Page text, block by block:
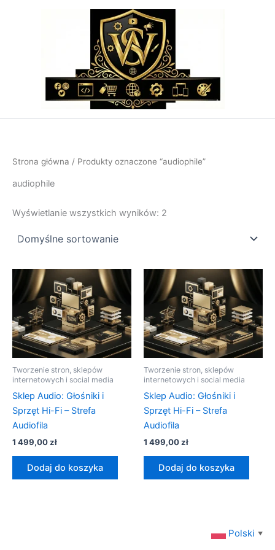
Strona główna / Produkty oznaczone “audiophile”
audiophile
Wyświetlanie wszystkich wyników: 2
Tworzenie stron, sklepów
internetowych i social media
Sklep Audio: Głośniki i
Sprzęt Hi-Fi – Strefa
Audiofila
1 499,00zł
Dodaj do koszyka
Tworzenie stron, sklepów
internetowych i social media
Sklep Audio: Głośniki i
Sprzęt Hi-Fi – Strefa
Audiofila
1 499,00zł
Dodaj do koszyka
Polski ▼